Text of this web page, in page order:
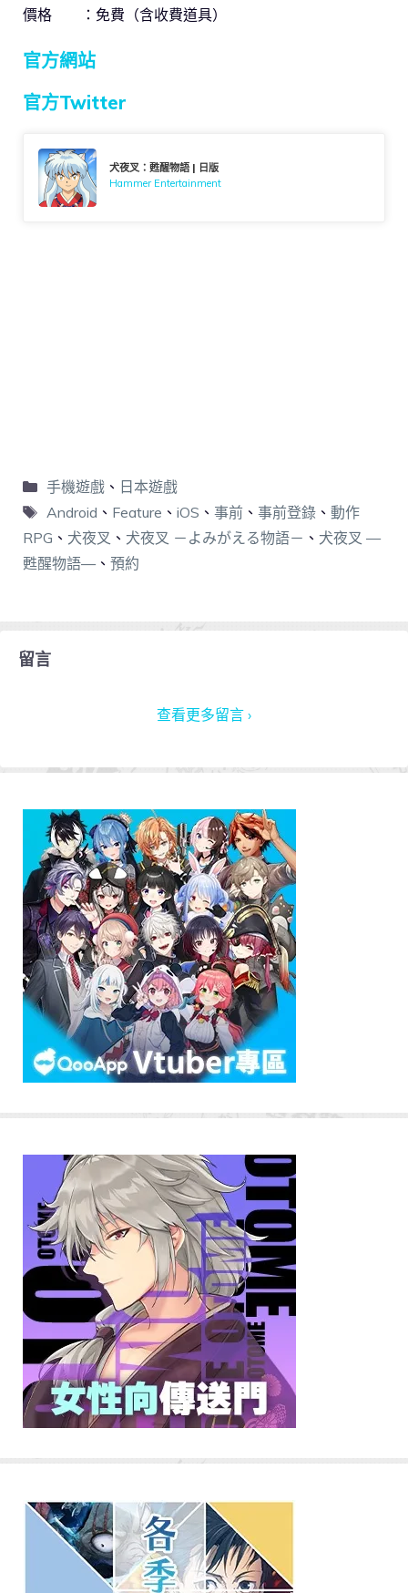
價格 ：免費（含收費道具）
官方網站
官方Twitter
犬夜叉：甦醒物語 | 日版
Hammer Entertainment
手機遊戲、 日本遊戲
Android 、 Feature 、 iOS 、 事前、 事前登錄、 動作
RPG 、 犬夜叉 、 犬夜叉 －よみがえる物語－ 、 犬夜叉 —
甦醒物語— 、 預約
留言
查看更多留言 ›